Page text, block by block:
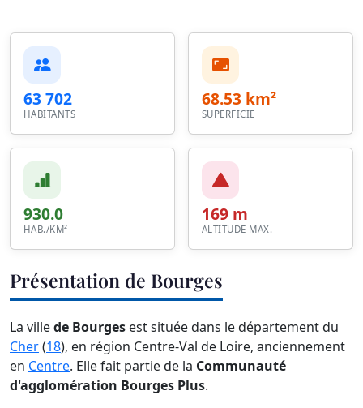
63 702
HABITANTS
68.53 km²
SUPERFICIE
930.0
HAB./KM²
169 m
ALTITUDE MAX.
Présentation de Bourges
La villede Bourges est située dans le département du
Cher(18), en région Centre-Val de Loire, anciennement
en Centre. Elle fait partie de la Communauté
d'agglomération Bourges Plus.